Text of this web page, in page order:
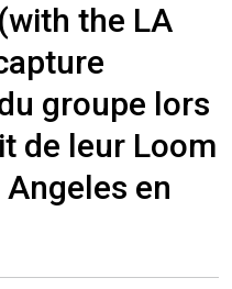
the LA
groupe lors
de leur Loom
en